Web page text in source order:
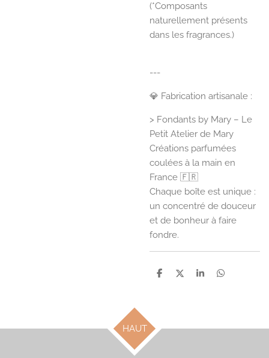
(*Composants
naturellement présents
dans les fragrances.)
---
💎 Fabrication artisanale :
> Fondants by Mary – Le
Petit Atelier de Mary
Créations parfumées
coulées à la main en
France 🇫🇷
Chaque boîte est unique :
un concentré de douceur
et de bonheur à faire
fondre.
P
e
P
e
P
e
P
e
HAUT